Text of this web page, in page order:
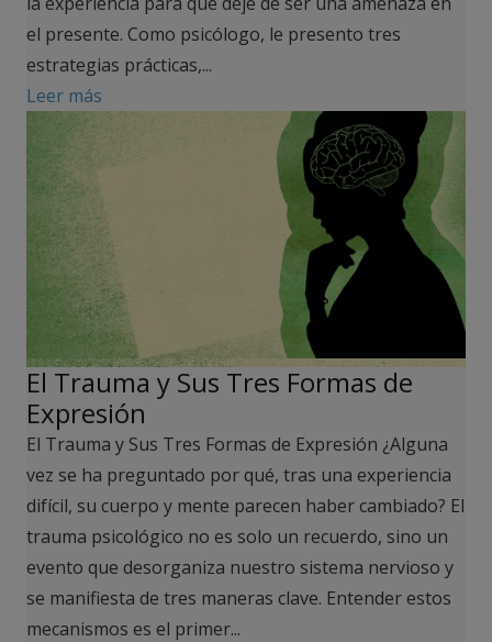
el presente. Como psicólogo, le presento tres
estrategias prácticas,...
Leer más
El Trauma y Sus Tres Formas de
Expresión
El Trauma y Sus Tres Formas de Expresión ¿Alguna
vez se ha preguntado por qué, tras una experiencia
difícil, su cuerpo y mente parecen haber cambiado? El
trauma psicológico no es solo un recuerdo, sino un
evento que desorganiza nuestro sistema nervioso y
se manifiesta de tres maneras clave. Entender estos
mecanismos es el primer...